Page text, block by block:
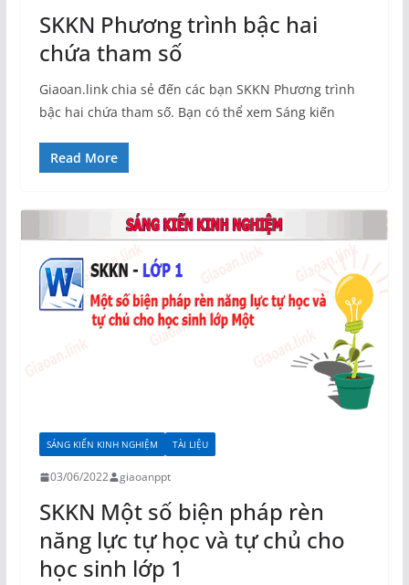
SKKN Phương trình bậc hai
chứa tham số
Giaoan.link chia sẻ đến các bạn SKKN Phương trình
bậc hai chứa tham số. Bạn có thể xem Sáng kiến
Read More
SÁNG KIẾN KINH NGHIỆM TÀI LIỆU
03/06/2022 giaoanppt
SKKN Một số biện pháp rèn
năng lực tự học và tự chủ cho
học sinh lớp 1